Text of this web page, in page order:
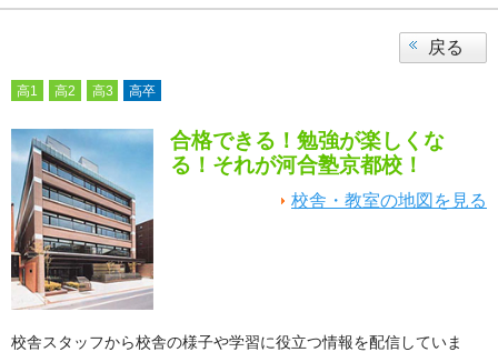
戻る
高1 高2 高3 高卒
合格できる！勉強が楽しくな
る！それが河合塾京都校！
校舎・教室の地図を見る
校舎スタッフから校舎の様子や学習に役立つ情報を配信していま